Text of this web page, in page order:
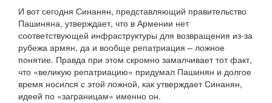
И вот сегодня Синанян, представляющий правительство
Пашиняна, утверждает, что в Армении нет
соответствующей инфраструктуры для возвращения из-за
рубежа армян, да и вообще репатриация – ложное
понятие. Правда при этом скромно замалчивает тот факт,
что «великую репатриацию» придумал Пашинян и долгое
время носился с этой ложной, как утверждает Синанян,
идеей по «заграницам» именно он.